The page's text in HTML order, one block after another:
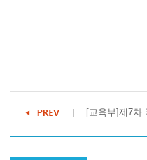
[교육부]제7차